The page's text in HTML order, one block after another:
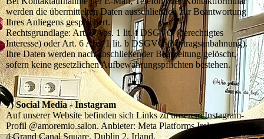
werden die übermittelten Daten ausschließlich zur Beantwortung
Ihres Anliegens gespeichert.
Rechtsgrundlage: Art. 6 Abs. 1 lit. f DSGVO (berechtigtes
Interesse) oder Art. 6 Abs. 1 lit. b DSGVO (Vertragsanbahnung).
Ihre Daten werden nach abschließender Bearbeitung gelöscht,
sofern keine gesetzlichen Aufbewahrungspflichten bestehen.
7) Social Media - Instagram
Auf unserer Website befinden sich Links zu unserem Instagram-
Profil @amoremio.salon. Anbieter: Meta Platforms Ireland Limited,
4 Grand Canal Square, Dublin 2, Irland.